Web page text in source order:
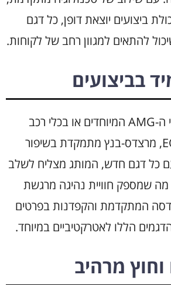
ביצועים יוצאת דופן, כל דגם
להתאים למגוון רחב של לקוחות.
בביצועים
בין אם מדובר בדגמי ה-AMG המיוחדים או בכלי רכב
חשמליים כגון ה-EQS, מרצדס-בנץ מתמקדת בשיפור
כל דגם חדש, המותג מצליח לשלב
מה שמספק חוויית נהיגה מרגשת
המתקדמת והקפדנות בפרטים
הללו לאטרקטיביים במיוחד.
וחוץ מרהיב